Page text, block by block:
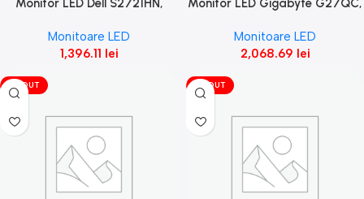
Monitor LED Dell S2721HN,
alb
Monitoare LED
1,396.11 lei
Monitor LED Gigabyte G27QC,
negru
Monitoare LED
2,068.69 lei
VÎNDUT VÎNDUT